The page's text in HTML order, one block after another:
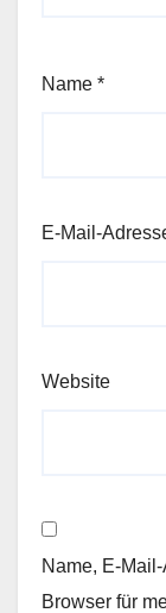
Name *
E-Mail-
Website
Name, E-
Browser für